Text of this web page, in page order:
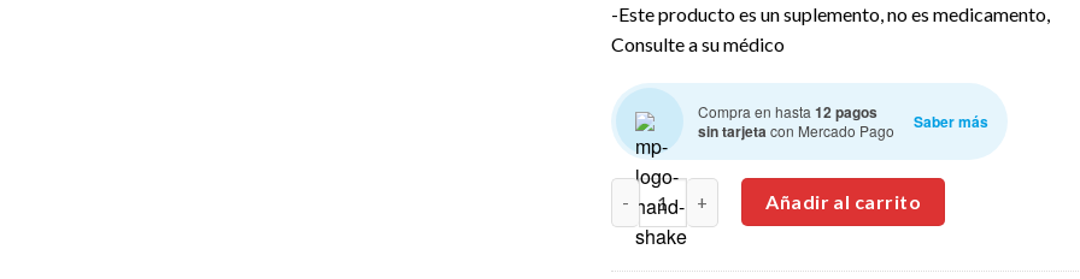
-Este producto es un suplemento, no es medicamento,
Consulte a su médico
Compra en hasta12 pagos
sin tarjetacon Mercado Pago Saber más
HANGRYBOY Cookie Sandwich 12 pack Galletas con
Añadir al carrito